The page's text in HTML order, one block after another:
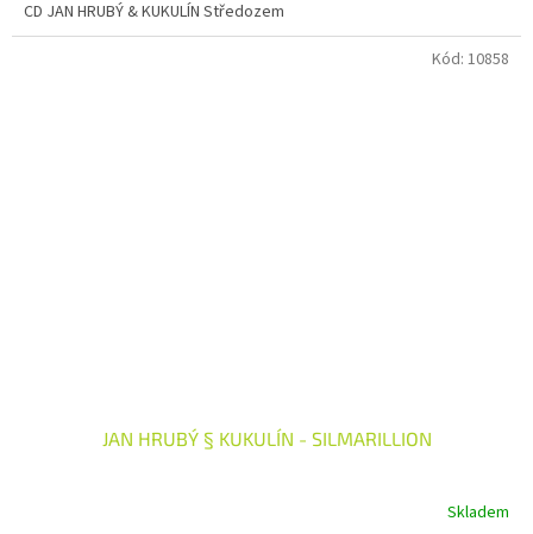
CD JAN HRUBÝ & KUKULÍN Středozem
JAN HRUBÝ § KUKULÍN - SILMARILLION
Skladem
Kód: 10858